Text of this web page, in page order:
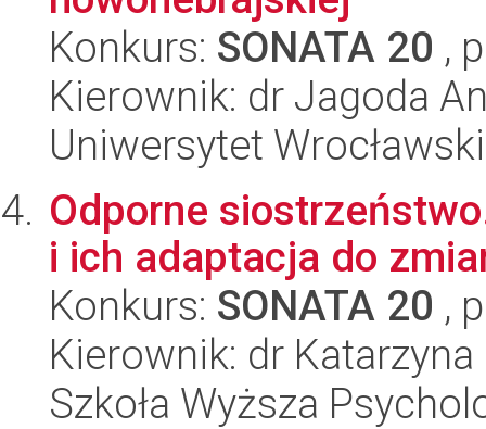
Konkurs: SONATA 20 ,
Kierownik: dr Jagoda
Uniwersytet Wrocławski
Odporne
i ich adaptacja do
Konkurs: SONATA 20 ,
Kierownik: dr Katarzyna
Szkoła Wyższa